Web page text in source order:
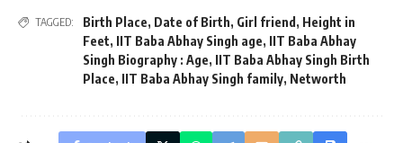
TAGGED: Birth Place, Date of Birth, Girl friend , Height in
Feet, IIT Baba Abhay Singh age, IIT Baba Abhay
Singh Biography : Age, IIT Baba Abhay Singh Birth
Place, IIT Baba Abhay Singh family, Networth